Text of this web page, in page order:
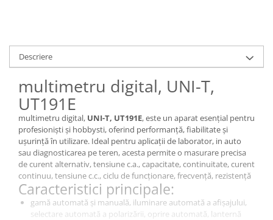
Descriere
multimetru digital, UNI-T,
UT191E
multimetru digital, UNI-T, UT191E, este un aparat esențial pentru
profesioniști și hobbysti, oferind performanță, fiabilitate și
ușurință în utilizare. Ideal pentru aplicații de laborator, in auto
sau diagnosticarea pe teren, acesta permite o masurare precisa
de curent alternativ, tensiune c.a., capacitate, continuitate, curent
continuu, tensiune c.c., ciclu de funcționare, frecvență, rezistență
Caracteristici principale:
gamă automată și manuală, iluminare automată a afișajului,
selectare automată a polarizării, oprire automată, lanternă